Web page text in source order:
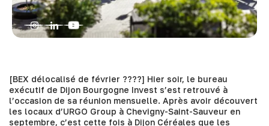
[BEX délocalisé de février ????] Hier soir, le bureau
exécutif de Dijon Bourgogne Invest s’est retrouvé à
l’occasion de sa réunion mensuelle. Après avoir découvert
les locaux d’URGO Group à Chevigny-Saint-Sauveur en
septembre, c’est cette fois à Dijon Céréales que les